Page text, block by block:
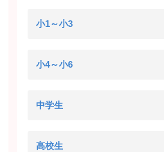
小1～小3
小4～小6
中学生
高校生